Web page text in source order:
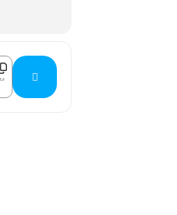
- Conferència "Coneix un poc